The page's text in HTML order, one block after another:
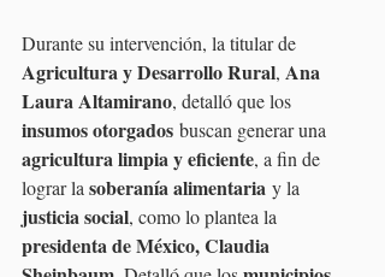
Durante su intervención, la titular de
Agricultura y Desarrollo Rural, Ana
Laura Altamirano, detalló que los
insumos otorgados buscan generar una
agricultura limpia y eficiente, a fin de
lograr la soberanía alimentaria y la
justicia social, como lo plantea la
presidenta de México, Claudia